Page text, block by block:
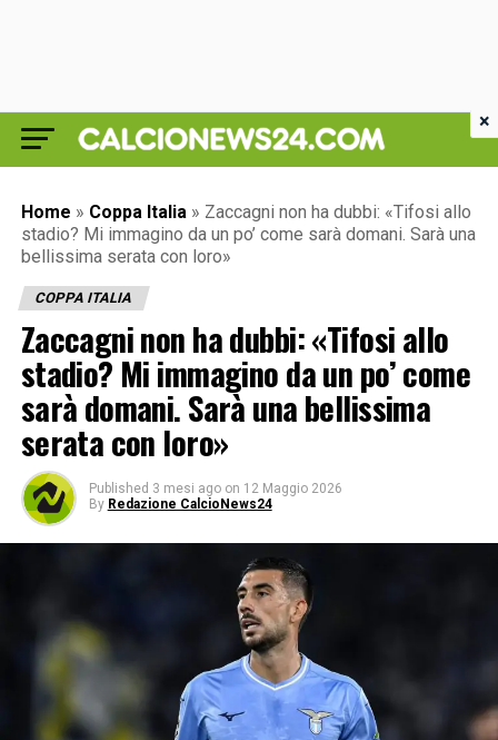
Home » Coppa Italia » Zaccagni non ha dubbi: «Tifosi allo
stadio? Mi immagino da un po’ come sarà domani. Sarà una
bellissima serata con loro»
COPPA ITALIA
Zaccagni non ha dubbi: «Tifosi allo
stadio? Mi immagino da un po’ come
sarà domani. Sarà una bellissima
serata con loro»
Published 3 mesi ago on 12 Maggio 2026
By Redazione CalcioNews24
×